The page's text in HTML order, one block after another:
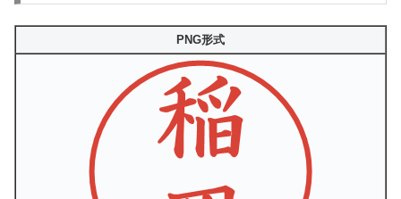
PNG形式